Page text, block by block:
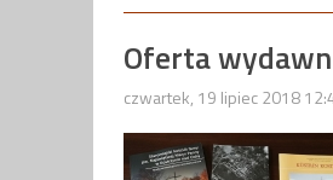
Oferta
czwartek, 19 lipiec 2018